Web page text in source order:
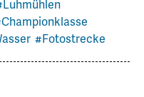
#Fotostrecke